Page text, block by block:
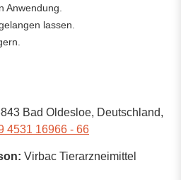
Anwendung.
lassen.
Bad Oldesloe, Deutschland,
4531 16966 - 66
Virbac Tierarzneimittel